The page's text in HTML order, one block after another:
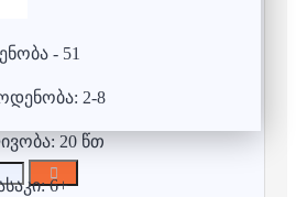
- 51
2-8
20 წთ
6+